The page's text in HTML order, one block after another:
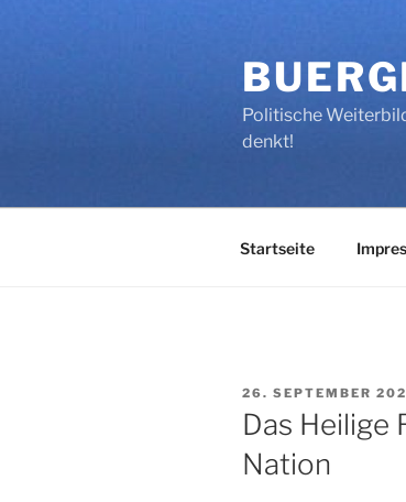
Politische
denkt!
Startseite
VERÖFFENTLICHT
AM
26. SEPTEMBER
Das Heilige
Nation